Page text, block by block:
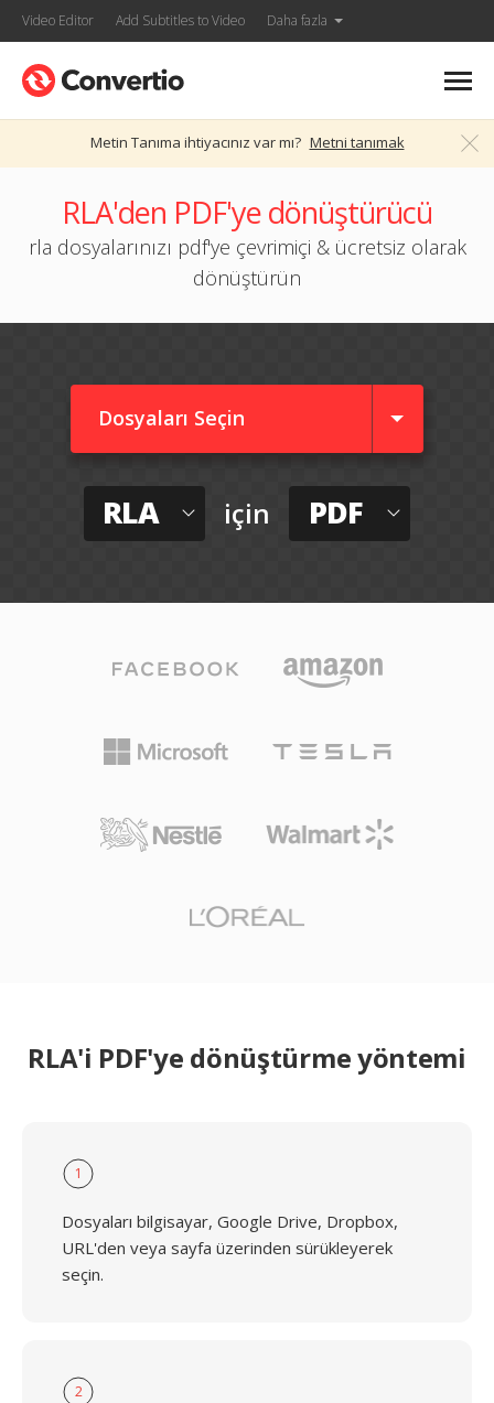
Video Editor Add Subtitles to Video Daha fazla
Metin Tanıma ihtiyacınız var mı? Metni tanımak
RLA'den PDF'ye dönüştürücü
rla dosyalarınızı pdf'ye çevrimiçi & ücretsiz olarak
dönüştürün
Dosyaları Seçin
RLA için PDF
RLA'i PDF'ye dönüştürme yöntemi
1
Dosyaları bilgisayar, Google Drive, Dropbox,
URL'den veya sayfa üzerinden sürükleyerek
seçin.
2